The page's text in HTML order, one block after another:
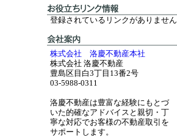
登録されているリンクがありません
株式会社 洛慶不動産本社
株式会社 洛慶不動産
豊島区目白3丁目13番2号
03-5988-0311
洛慶不動産は豊富な経験にもとづ
いた的確なアドバイスと親切・丁
寧な対応でお客様の不動産取引を
サポートします。